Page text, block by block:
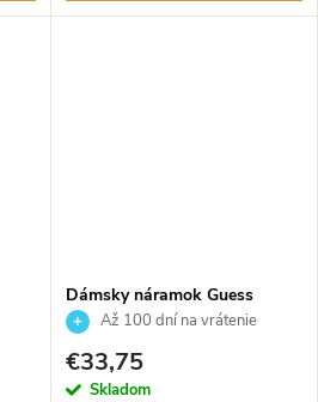
Dámsky náramok Guess
JUBB04144JWRHS
Až 100 dní na vrátenie
tovaru. Autorizovaný predajca.
€33,75
Skladom